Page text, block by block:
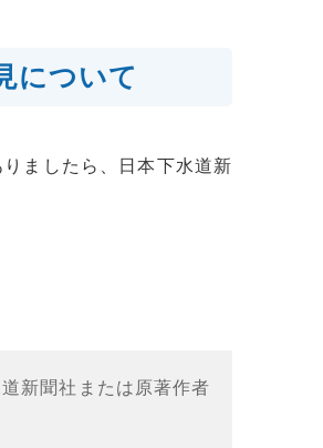
について
ましたら、日本下水道新
新聞社または原著作者